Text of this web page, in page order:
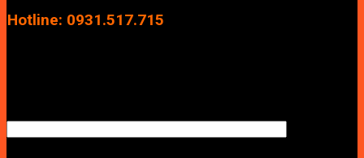
Hotline: 0931.517.715